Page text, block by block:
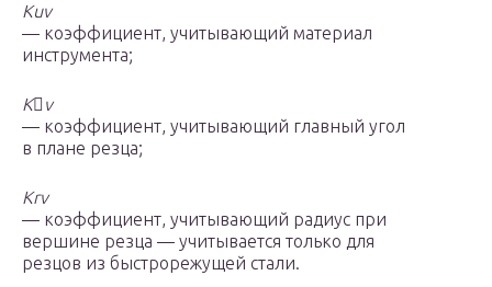
Kuv
— коэффициент, учитывающий материал
инструмента;
K v
— коэффициент, учитывающий главный угол
в плане резца;
Krv
— коэффициент, учитывающий радиус при
вершине резца — учитывается только для
резцов из быстрорежущей стали.